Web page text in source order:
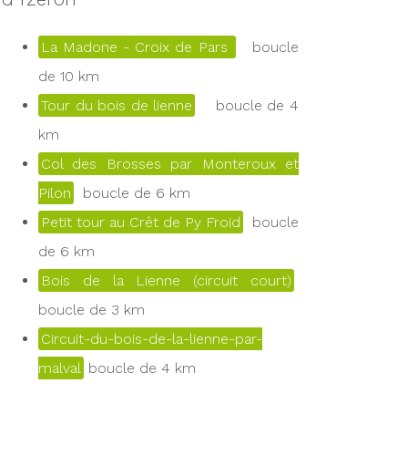
La Madone - Croix de Pars
boucle
de 10 km
Tour du bois de lienne
boucle de 4
km
Col des Brosses par Monteroux et
Pilon
boucle de 6 km
Petit tour au Crêt de Py Froid
boucle
de 6 km
Bois de la Lienne (circuit court)
boucle de 3 km
Circuit-du-bois-de-la-lienne-par-
malval boucle de 4 km